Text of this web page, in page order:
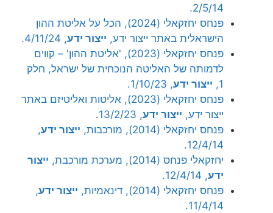
2/5/14.
פנחס יחזקאלי (2024), הכל על אליטת ההון
הישראלית באתר ייצור ידע, ייצור ידע, 4/11/24.
פנחס יחזקאלי (2023), 'אליטת ההון' – קווים
לדמותה של האליטה הנוכחית של ישראל, חלק
1, ייצור ידע, 1/10/23.
פנחס יחזקאלי (2023), אליטות ואליטיזם באתר
ייצור ידע, ייצור ידע, 13/2/23
.
פנחס יחזקאלי (2014), מורכבות,
ייצור ידע,
12/4/14.
יחזקאלי פנחס (2014), מערכת מורכבת,
ייצור
ידע, 12/4/14.
פנחס יחזקאלי (2014), דינאמיות,
ייצור ידע,
11/4/14.